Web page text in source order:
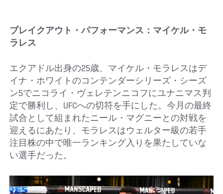
ブレイクアウト・パフォーマンス：マイケル・モ
ラレス
エクアドル出身の25歳、マイケル・モラレスはデ
イナ・ホワイトのコンテンダーシリーズ・シーズ
ン5でニコライ・ヴェレテンニコフにユナニマス判
定で勝利し、UFCへの切符を手にした。今月の最終
試合として組まれたニール・マグニーとの対戦を
迎えるにあたり、モラレスはウェルター級の若手
注目株の中で唯一ランキング入りを果たしていな
い選手だった。